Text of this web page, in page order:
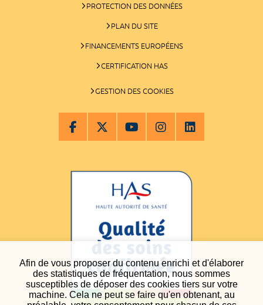
Afin de vous proposer du contenu enrichi et d'élaborer
des statistiques de fréquentation, nous sommes
susceptibles de déposer des cookies tiers sur votre
machine. Cela ne peut se faire qu'en obtenant, au
PROTECTION DES DONNÉES
PLAN DU SITE
FINANCEMENTS EUROPÉENS
CERTIFICATION HAS
GESTION DES COOKIES